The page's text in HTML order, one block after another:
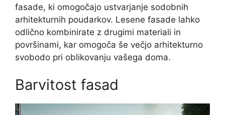
fasade, ki omogočajo ustvarjanje sodobnih
arhitekturnih poudarkov. Lesene fasade lahko
odlično kombinirate z drugimi materiali in
površinami, kar omogoča še večjo arhitekturno
svobodo pri oblikovanju vašega doma.
Barvitost fasad